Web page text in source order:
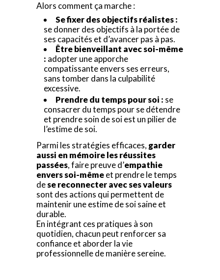
Alors comment ça marche :
Se fixer des objectifs réalistes :
se donner des objectifs à la portée de
ses capacités et d’avancer pas à pas.
Être bienveillant avec soi-même
: adopter une apporche
compatissante envers ses erreurs,
sans tomber dans la culpabilité
excessive.
Prendre du temps pour soi : se
consacrer du temps pour se détendre
et prendre soin de soi est un pilier de
l’estime de soi.
Parmi les stratégies efficaces, garder
aussi en mémoire les réussites
passées, faire preuve d’empathie
envers soi-mêmeet prendre le temps
dese reconnecter avec ses valeurs
sont des actions qui permettent de
maintenir une estime de soi saine et
durable.
En intégrant ces pratiques à son
quotidien, chacun peut renforcer sa
confiance et aborder la vie
professionnelle de manière sereine.